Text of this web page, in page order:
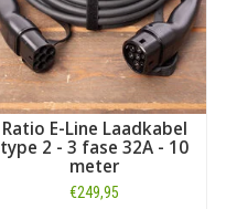
Ratio E-Line Laadkabel
type 2 - 3 fase 32A - 10
meter
€249,95